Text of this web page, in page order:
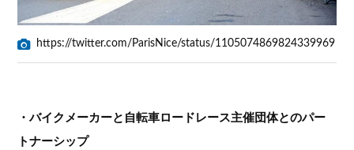
https://twitter.com/ParisNice/status/1105074869824339969
・バイクメーカーと自転車ロードレース主催団体とのパー
トナーシップ